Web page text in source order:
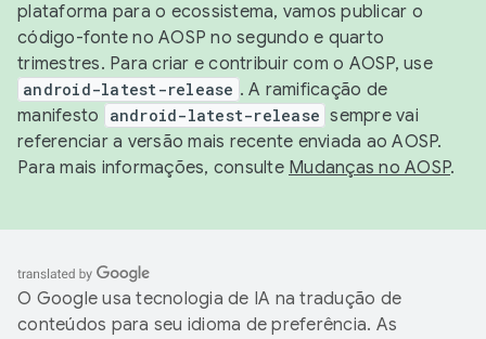
plataforma para o ecossistema, vamos publicar o
código-fonte no AOSP no segundo e quarto
trimestres. Para criar e contribuir com o AOSP, use
android-latest-release . A ramificação de
manifesto
android-latest-release sempre vai
referenciar a versão mais recente enviada ao AOSP.
Para mais informações, consulte Mudanças no AOSP.
O Google usa tecnologia de IA na tradução de
conteúdos para seu idioma de preferência. As